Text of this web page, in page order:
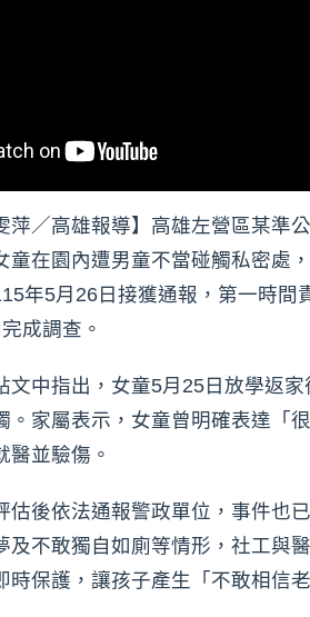
萍／高雄報導】高雄左營區某
童在園內遭男童不當碰觸私密處
年5月26日接獲通報，第一時
成調查。
文中指出，女童5月25日放學返
。家屬表示，女童曾明確表達「
醫並驗傷。
估後依法通報警政單位，事件也
及不敢獨自如廁等情形，社工與
時保護，讓孩子產生「不敢相信